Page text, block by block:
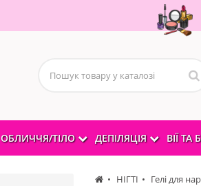
ОБЛИЧЧЯ/ТІЛО ДЕПІЛЯЦІЯ ВІЇ ТА
НІГТІ Гелі для